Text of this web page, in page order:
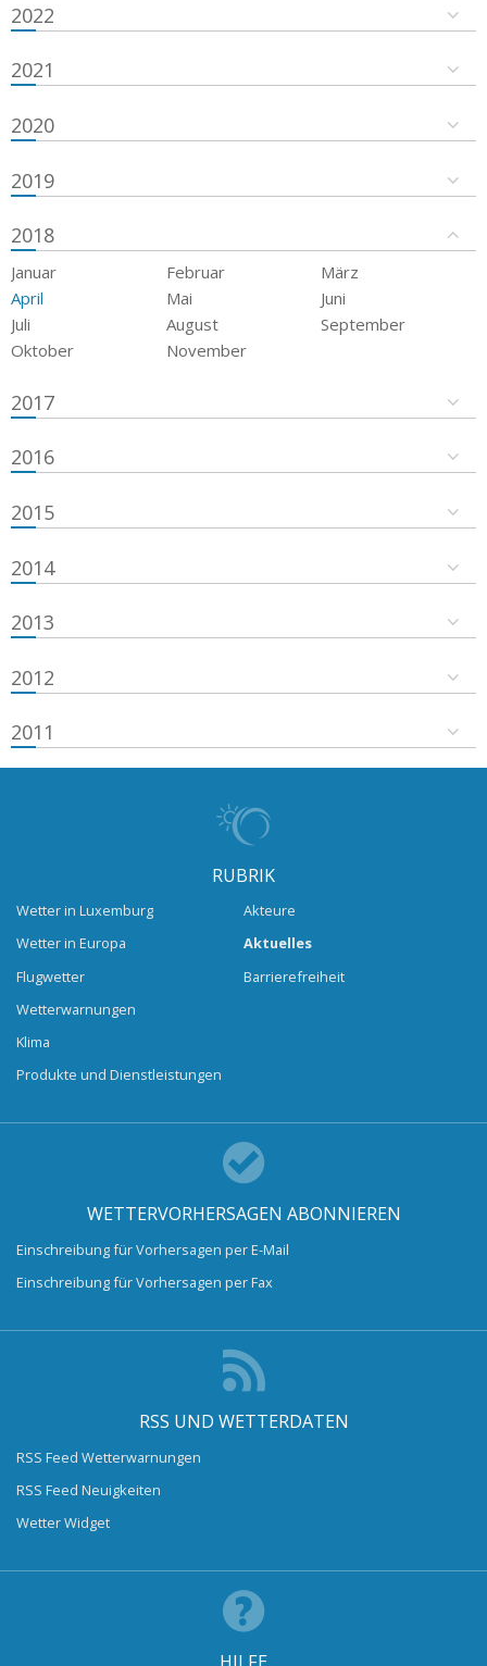
2022
2021
2020
2019
2018
Januar Februar
März
April
Mai
Juni
Juli
August
September
Oktober
November
2017
2016
2015
2014
2013
2012
2011
RUBRIK
Wetter in Luxemburg
Wetter in Europa
Flugwetter
Wetterwarnungen
Klima
Produkte und Dienstleistungen
Akteure
Aktuelles
Barrierefreiheit
WETTERVORHERSAGEN ABONNIEREN
Einschreibung für Vorhersagen per E-Mail
Einschreibung für Vorhersagen per Fax
RSS UND WETTERDATEN
RSS Feed Wetterwarnungen
RSS Feed Neuigkeiten
Wetter Widget